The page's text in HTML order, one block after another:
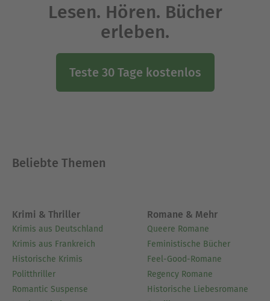
Lesen. Hören. Bücher
erleben.
Teste 30 Tage kostenlos
Beliebte Themen
Krimi & Thriller
Krimis aus Deutschland
Krimis aus Frankreich
Historische Krimis
Politthriller
Romantic Suspense
Romane & Mehr
Queere Romane
Feministische Bücher
Feel-Good-Romane
Regency Romane
Historische Liebesromane